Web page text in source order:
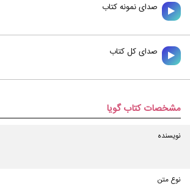
صدای نمونه کتاب
صدای کل کتاب
مشخصات کتاب گویا
نویسنده
نوع متن